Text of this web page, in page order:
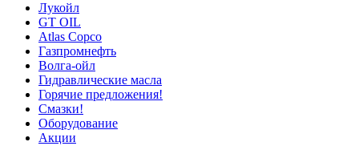
Лукойл
GT OIL
Atlas Copco
Газпромнефть
Волга-ойл
Гидравлические масла
Горячие предложения!
Смазки!
Оборудование
Акции